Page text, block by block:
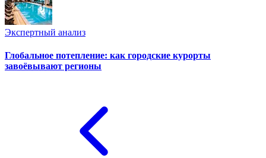
Экспертный анализ
Глобальное потепление: как городские курорты
завоёвывают регионы